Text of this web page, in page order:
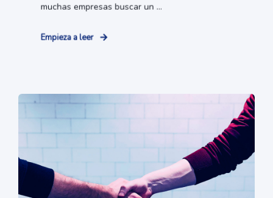
muchas empresas buscar un ...
Empieza a leer